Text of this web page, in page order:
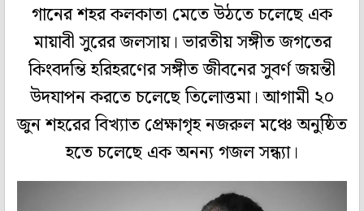
গানের শহর কলকাতা মেতে উঠতে চলেছে এক
মায়াবী সুরের জলসায়। ভারতীয় সঙ্গীত জগতের
কিংবদন্তি হরিহরণের সঙ্গীত জীবনের সুবর্ণ জয়ন্তী
উদযাপন করতে চলেছে তিলোত্তমা। আগামী ২০
জুন শহরের বিখ্যাত প্রেক্ষাগৃহ নজরুল মঞ্চে অনুষ্ঠিত
হতে চলেছে এক অনন্য গজল সন্ধ্যা।